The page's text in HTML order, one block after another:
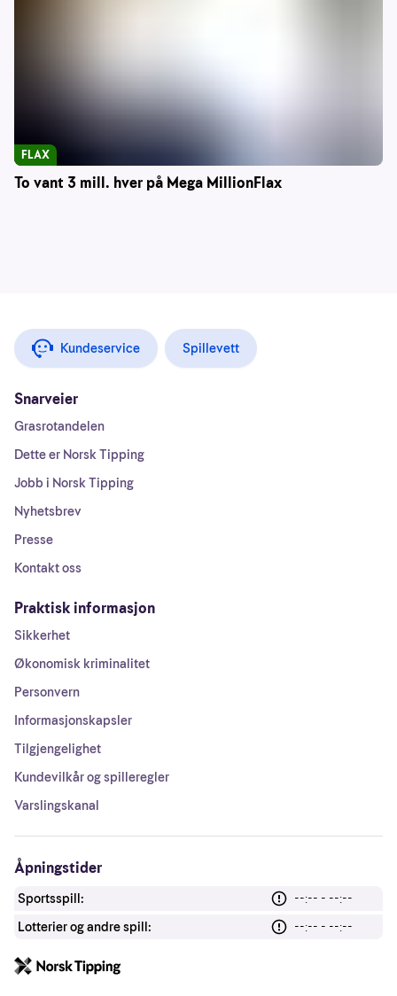
To vant 3 mill. hver på Mega MillionFlax
FLAX
Kundeservice Spillevett
Snarveier
Grasrotandelen
Dette er Norsk Tipping
Jobb i Norsk Tipping
Nyhetsbrev
Presse
Kontakt oss
Praktisk informasjon
Sikkerhet
Økonomisk kriminalitet
Personvern
Informasjonskapsler
Tilgjengelighet
Kundevilkår og spilleregler
Varslingskanal
Åpningstider
Sportsspill:
--:-- - --:--
Lotterier og andre spill:
--:-- - --:--